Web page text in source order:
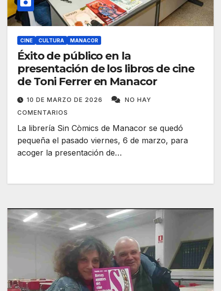
CINE CULTURA MANACOR
Éxito de público en la
presentación de los libros de cine
de Toni Ferrer en Manacor
10 DE MARZO DE 2026
NO HAY
COMENTARIOS
La librería Sin Còmics de Manacor se quedó
pequeña el pasado viernes, 6 de marzo, para
acoger la presentación de…